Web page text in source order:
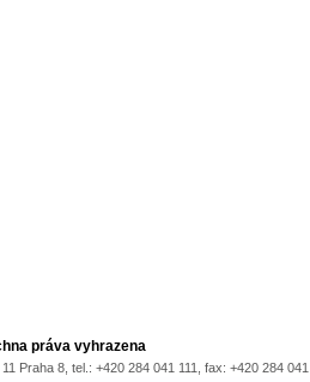
práva vyhrazena
Praha 8, tel.: +420 284 041 111, fax: +420 284